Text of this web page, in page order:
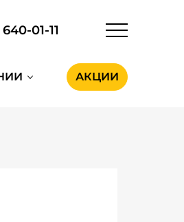
01-11
АКЦИИ